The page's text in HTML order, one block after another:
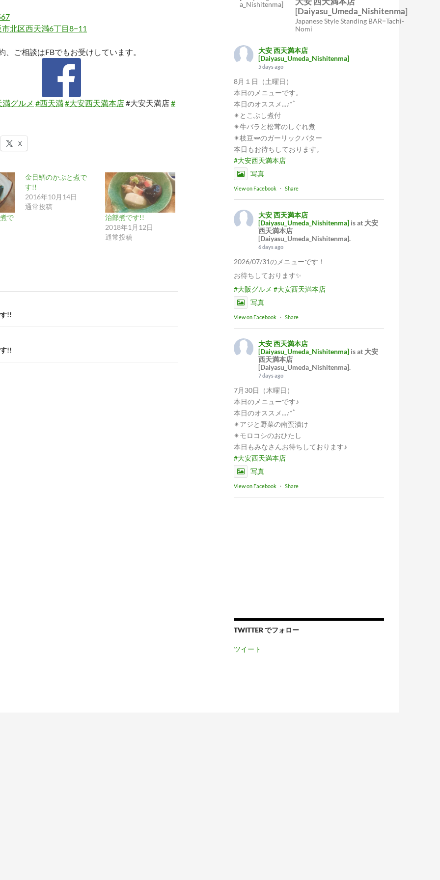
北区西天満6丁目8−11
、ご相談はFBでもお受けしています。
満グルメ #西天満#大安西天満本店#大安天満店#
X
で
金目鯛のかぶと煮で
す!!
2016年10月14日
通常投稿
治部煮です!!
2018年1月12日
通常投稿
!!
!!
[Daiyasu_Umeda_Nishitenma]
Japanese Style Standing BAR=Tachi-
Nomi
大安 西天満本店
[Daiyasu_Umeda_Nishitenma]
5 days ago
8月１日（土曜日）
本日のメニューです。
本日のオススメ...♪*ﾟ
✴︎とこぶし煮付
✴︎牛バラと松茸のしぐれ煮
✴︎枝豆🫛のガーリックバター
本日もお待ちしております。
#大安西天満本店
写真
View on Facebook · Share
大安 西天満本店
[Daiyasu_Umeda_Nishitenma] is at 大安
西天満本店
[Daiyasu_Umeda_Nishitenma].
6 days ago
2026/07/31のメニューです！
お待ちしております✨
#大阪グルメ #大安西天満本店
写真
View on Facebook · Share
大安 西天満本店
[Daiyasu_Umeda_Nishitenma] is at 大安
西天満本店
[Daiyasu_Umeda_Nishitenma].
7 days ago
7月30日（木曜日）
本日のメニューです♪
本日のオススメ...♪*ﾟ
✴︎アジと野菜の南蛮漬け
✴︎モロコシのおひたし
本日もみなさんお待ちしております♪
#大安西天満本店
写真
View on Facebook · Share
TWITTER でフォロー
ツイート